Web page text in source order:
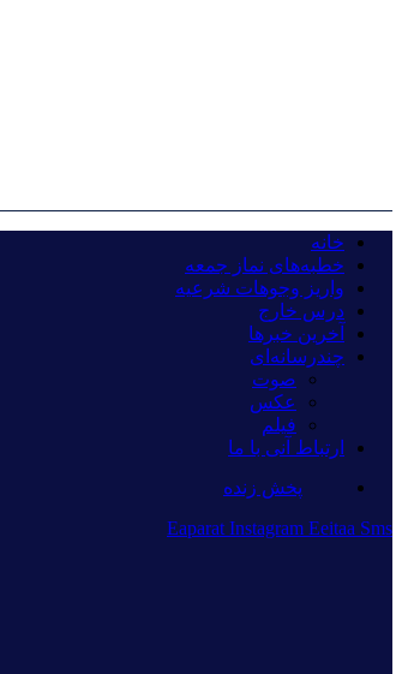
خانه
خطبه‌های نماز جمعه
واریز وجوهات شرعیه
درس خارج
آخرین خبرها
چندرسانه‌ای
صوت
عکس
فیلم
ارتباط آنی با ما
پخش زنده
Eaparat Instagram Eeitaa Sms